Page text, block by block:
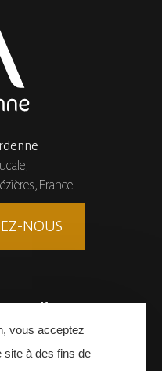
France
NOUS
Youtube
vous acceptez
site à des fins de